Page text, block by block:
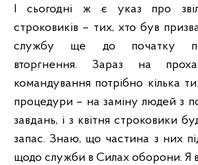
І сьогодні ж є указ про
строковиків – тих, хто був
службу ще до початку
вторгнення. Зараз на
командування потрібно кілька
процедури – на заміну людей з
завдань, і з квітня строковики
запас. Знаю, що частина з них
щодо служби в Силах оборони. Я